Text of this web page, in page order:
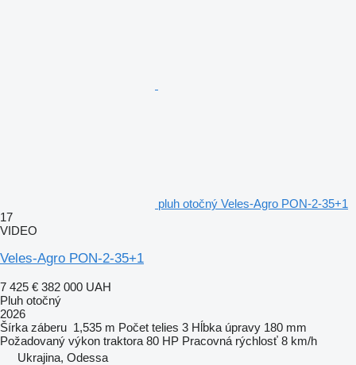
pluh otočný Veles-Agro PON-2-35+1
17
VIDEO
Veles-Agro PON-2-35+1
7 425 € 382 000 UAH
Pluh otočný
2026
Šírka záberu 1,535 m Počet telies 3 Hĺbka úpravy 180 mm
Požadovaný výkon traktora 80 HP Pracovná rýchlosť 8 km/h
Ukrajina, Odessa